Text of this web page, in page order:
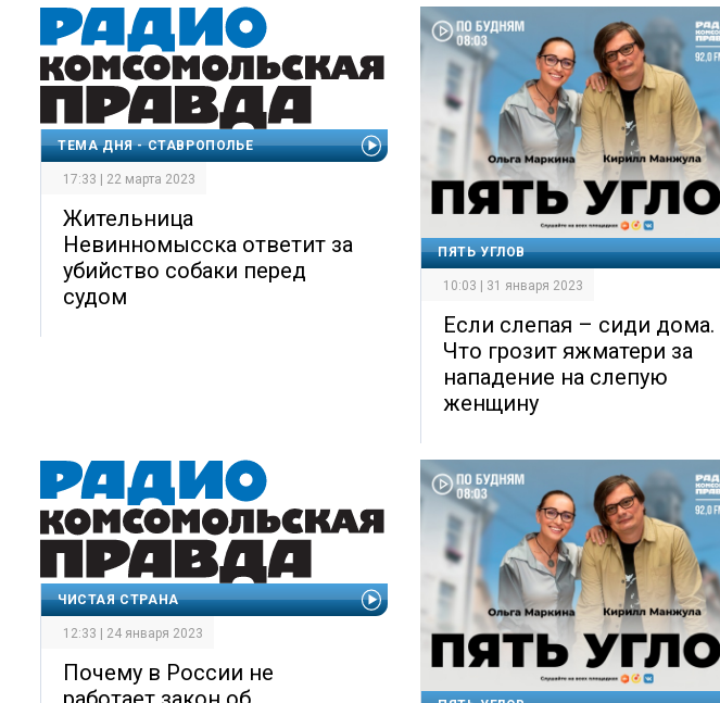
ТЕМА ДНЯ - СТАВРОПОЛЬЕ
17:33 | 22 марта 2023
Жительница
Невинномысска ответит за
убийство собаки перед
судом
ПЯТЬ УГЛОВ
10:03 | 31 января 2023
Если слепая – сиди дома.
Что грозит яжматери за
нападение на слепую
женщину
ЧИСТАЯ СТРАНА
12:33 | 24 января 2023
Почему в России не